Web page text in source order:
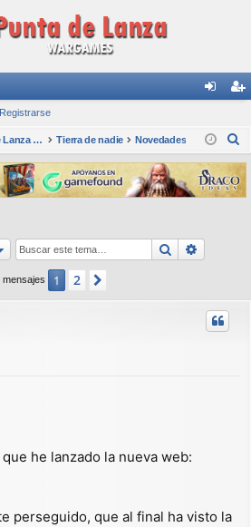
nti
fic
ar
ist
ra
rs
Registrarse
Foro Punta de Lanza Wargames Tierra de nadie Novedades
s
c
Buscar
mensajes 1 2
he lanzado la nueva web:
perseguido, que al final ha visto la